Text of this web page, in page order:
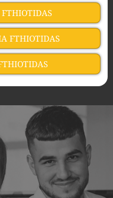
FTHIOTIDAS